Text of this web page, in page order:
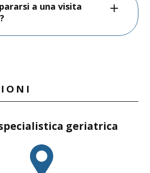
a una visita
geriatrica